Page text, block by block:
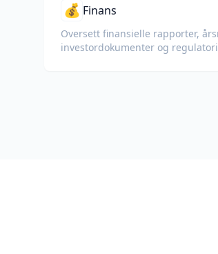
💰 Finans
Oversett finansielle rapporter,
investordokumenter og